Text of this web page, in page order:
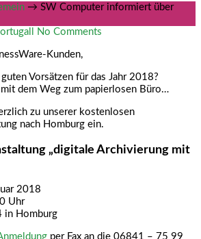
→ SW Computer informiert über
No Comments
Kunden,
Vorsätzen für das Jahr 2018?
dem Weg zum papierlosen Büro…
zu unserer kostenlosen
nach Homburg ein.
„digitale Archivierung mit
2018
Uhr
in Homburg
per Fax an die 06841 – 75 99